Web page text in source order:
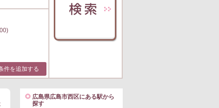
件を追加する
広島県広島市西区にある駅から
探す